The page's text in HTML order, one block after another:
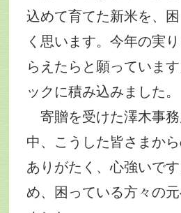
込めて育てた新米を、
く思います。今年の実
らえたらと願っていま
ックに積み込みました。
寄贈を受けた澤木事
中、こうした皆さまか
ありがたく、心強いで
め、困っている方々の